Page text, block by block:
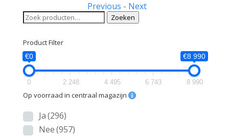
Previous - Next
Zoeken
naar:
Zoeken
Product Filter
€0 €8 990
0 2 248 4 495 6 743 8 990
Op voorraad in centraal magazijn
Ja(296)
Nee(957)